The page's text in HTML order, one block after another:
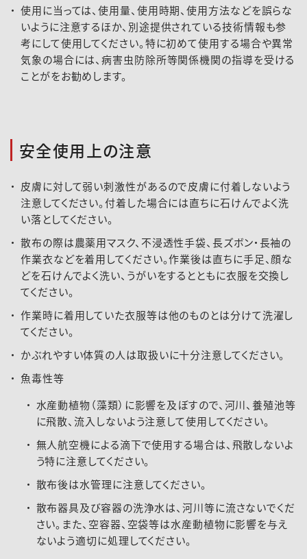
使用に当っては、使用量、使用時期、使用方法などを誤らな
いように注意するほか、別途提供されている技術情報も参
考にして使用してください。特に初めて使用する場合や異常
気象の場合には、病害虫防除所等関係機関の指導を受ける
ことがをお勧めします。
安全使用上の注意
皮膚に対して弱い刺激性があるので皮膚に付着しないよう
注意してください。付着した場合には直ちに石けんでよく洗
い落としてください。
散布の際は農薬用マスク、不浸透性手袋、長ズボン・長袖の
作業衣などを着用してください。作業後は直ちに手足、顔な
どを石けんでよく洗い、うがいをするとともに衣服を交換し
てください。
作業時に着用していた衣服等は他のものとは分けて洗濯し
てください。
かぶれやすい体質の人は取扱いに十分注意してください。
魚毒性等
水産動植物（藻類）に影響を及ぼすので、河川、養殖池等
に飛散、流入しないよう注意して使用してください。
無人航空機による滴下で使用する場合は、飛散しないよ
う特に注意してください。
散布後は水管理に注意してください。
散布器具及び容器の洗浄水は、河川等に流さないでくだ
さい。また、空容器、空袋等は水産動植物に影響を与え
ないよう適切に処理してください。